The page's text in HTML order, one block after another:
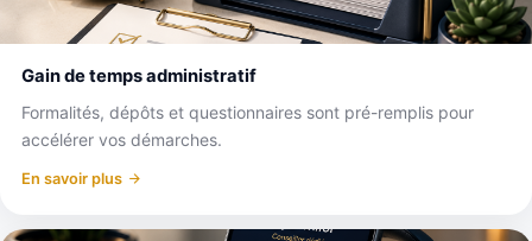
Gain de temps administratif
Formalités, dépôts et questionnaires sont pré-remplis pour
accélérer vos démarches.
En savoir plus